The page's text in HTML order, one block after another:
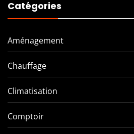
Catégories
Aménagement
Chauffage
Climatisation
Comptoir